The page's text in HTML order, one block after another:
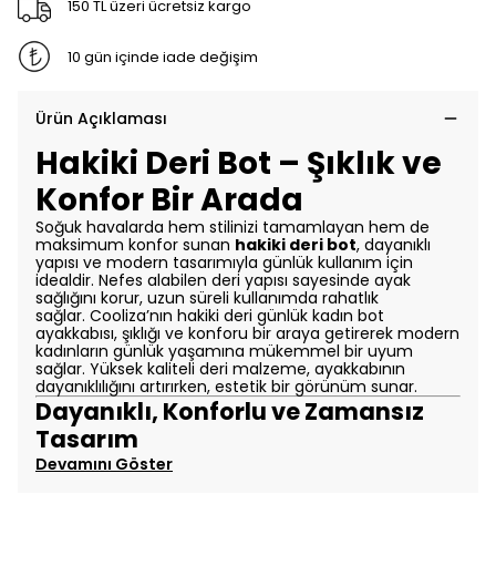
150 TL üzeri ücretsiz kargo
10 gün içinde iade değişim
Ürün Açıklaması
Hakiki Deri Bot – Şıklık ve
Konfor Bir Arada
Soğuk havalarda hem stilinizi tamamlayan hem de
maksimum konfor sunan hakiki deri bot, dayanıklı
yapısı ve modern tasarımıyla günlük kullanım için
idealdir. Nefes alabilen deri yapısı sayesinde ayak
sağlığını korur, uzun süreli kullanımda rahatlık
sağlar. Cooliza’nın hakiki deri günlük kadın bot
ayakkabısı, şıklığı ve konforu bir araya getirerek modern
kadınların günlük yaşamına mükemmel bir uyum
sağlar. Yüksek kaliteli deri malzeme, ayakkabının
dayanıklılığını artırırken, estetik bir görünüm sunar.
Dayanıklı, Konforlu ve Zamansız
Tasarım
Devamını Göster